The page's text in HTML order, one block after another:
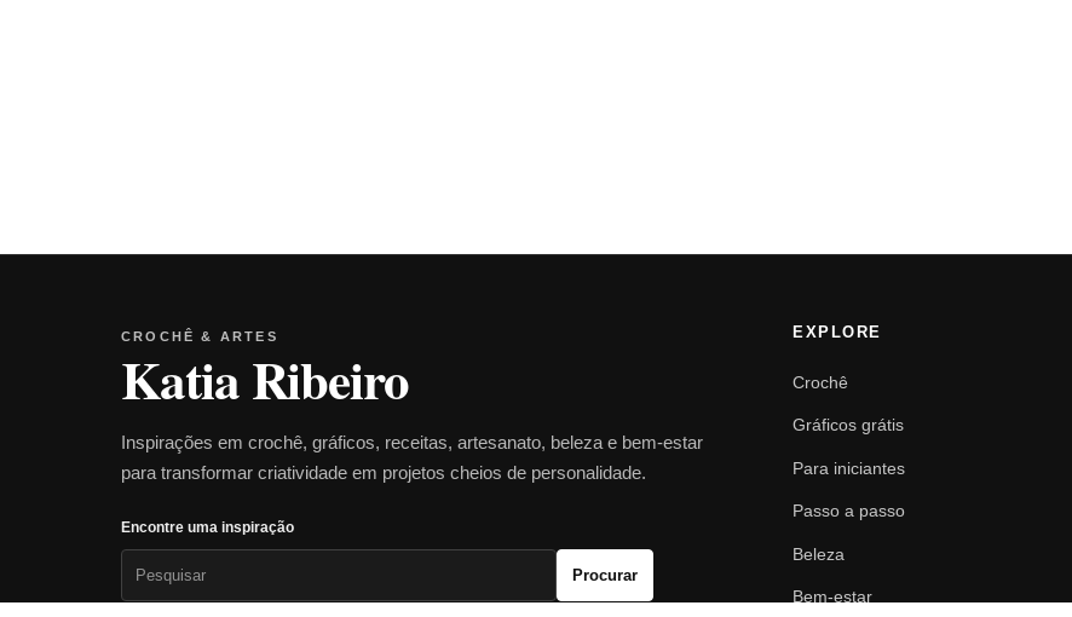
CROCHÊ & ARTES
Katia Ribeiro
Inspirações em crochê, gráficos, receitas, artesanato, beleza e bem-estar
para transformar criatividade em projetos cheios de personalidade.
Encontre uma inspiração
Procurar
EXPLORE
Crochê
Gráficos grátis
Para iniciantes
Passo a passo
Beleza
Bem-estar